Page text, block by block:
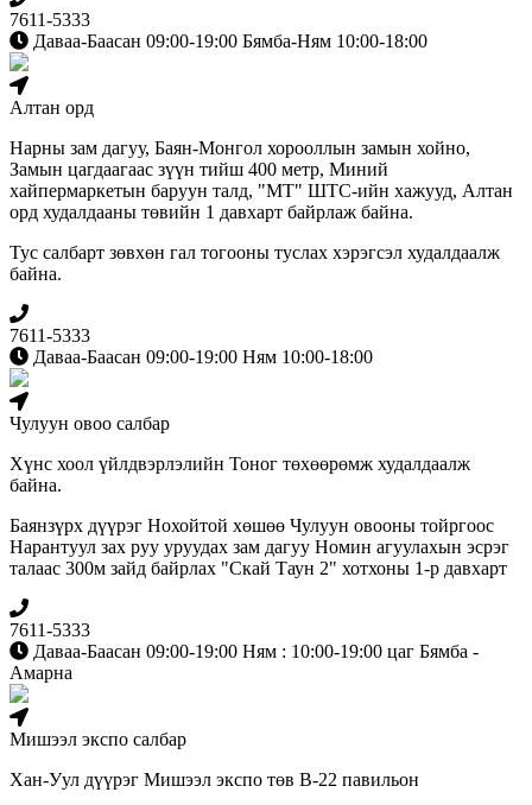
7611-5333
Даваа-Баасан 09:00-19:00 Бямба-Ням 10:00-18:00
Алтан орд
Нарны зам дагуу, Баян-Монгол хорооллын замын хойно,
Замын цагдаагаас зүүн тийш 400 метр, Миний
хайпермаркетын баруун талд, "МТ" ШТС-ийн хажууд, Алтан
орд худалдааны төвийн 1 давхарт байрлаж байна.
Тус салбарт зөвхөн гал тогооны туслах хэрэгсэл худалдаалж
байна.
7611-5333
Даваа-Баасан 09:00-19:00 Ням 10:00-18:00
Чулуун овоо салбар
Хүнс хоол үйлдвэрлэлийн Тоног төхөөрөмж худалдаалж
байна.
Баянзүрх дүүрэг Нохойтой хөшөө Чулуун овооны тойргоос
Нарантуул зах руу уруудах зам дагуу Номин агуулахын эсрэг
талаас 300м зайд байрлах "Скай Таун 2" хотхоны 1-р давхарт
7611-5333
Даваа-Баасан 09:00-19:00 Ням : 10:00-19:00 цаг Бямба -
Амарна
Мишээл экспо салбар
Хан-Уул дүүрэг Мишээл экспо төв B-22 павильон